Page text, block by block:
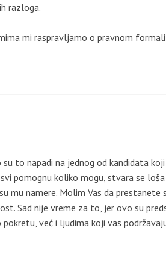
razloga.
mi raspravljamo o pravnom
to napadi na jednog od kandidata koji
pomognu koliko mogu, stvara se
mu namere. Molim Vas da prestanete
Sad nije vreme za to, jer ovo su
već i ljudima koji vas